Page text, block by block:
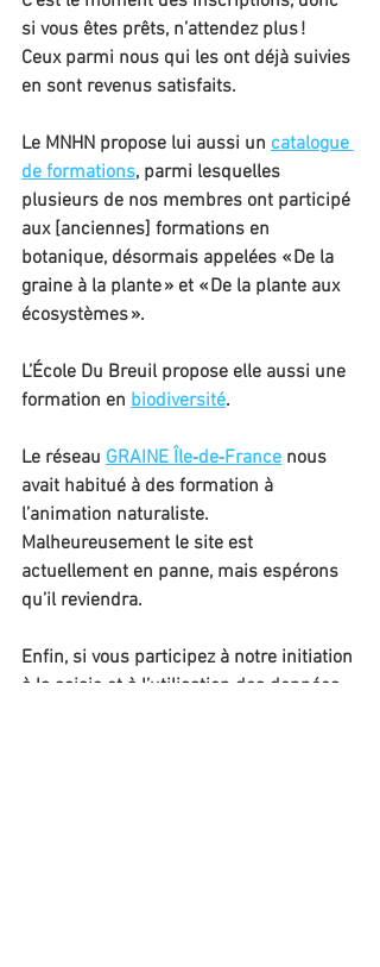
si vous êtes prêts, n’attendez plus !
Ceux parmi nous qui les ont déjà suivies
en sont revenus satisfaits.
Le MNHN propose lui aussi un catalogue
de formations, parmi lesquelles
plusieurs de nos membres ont participé
aux [anciennes] formations en
botanique, désormais appelées « De la
graine à la plante » et « De la plante aux
écosystèmes ».
L’École Du Breuil propose elle aussi une
formation en biodiversité.
Le réseau GRAINE Île‐de‐France nous
avait habitué à des formation à
l’animation naturaliste.
Malheureusement le site est
actuellement en panne, mais espérons
qu’il reviendra.
Enfin, si vous participez à notre initiation
à la saisie et à l’utilisation des données